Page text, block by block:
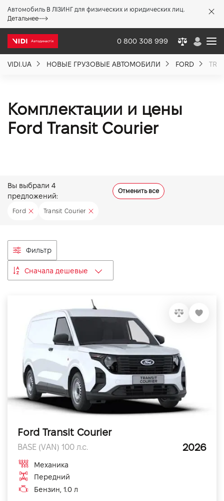
Автомобиль В ЛІЗИНГ для физических и юридических лиц.
Детальнее
0 800 308 999
VIDI.UA НОВЫЕ ГРУЗОВЫЕ АВТОМОБИЛИ FORD
Комплектации и цены
Ford Transit Courier
Вы выбрали 4
предложений:
Отменить все
Ford Transit Courier
Фильтр
Сначала дешевые
Ford Transit Courier
BASE (VAN) 100 л.с. 2026
Механика
Передний
Бензин, 1.0 л
Акции %
Новости
Підпишись на наш канал та слідкуй за
акціями, послугами та новинками